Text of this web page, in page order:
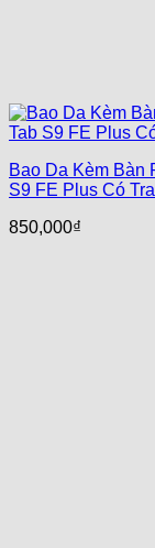
Bao Da Kèm Bàn
S9 FE Plus Có
850,000₫